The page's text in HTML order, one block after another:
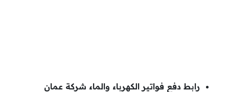
رابط دفع فواتير الكهرباء والماء شركة عمان